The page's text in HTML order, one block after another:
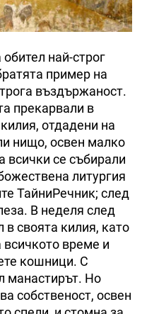
най-строг
пример на
въздържаност.
прекарвали в
отдадени на
нищо, освен малко
всички се събирали
литургия
ТайниРечник; след
В неделя след
в своята килия, като
всичкото време и
кошници. С
манастирът. Но
собственост, освен